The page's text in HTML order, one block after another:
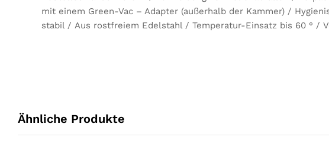
mit einem Green-Vac – Adapter (außerhalb der Kammer) /
stabil / Aus rostfreiem Edelstahl / Temperatur-Einsatz bis 60 ° /
Ähnliche Produkte